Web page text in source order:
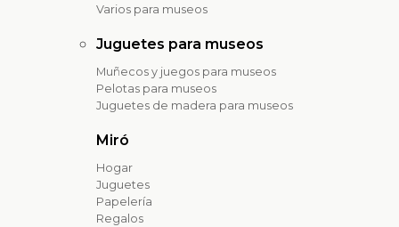
Varios para museos
Juguetes para museos
Muñecos y juegos para museos
Pelotas para museos
Juguetes de madera para museos
Miró
Hogar
Juguetes
Papelería
Regalos